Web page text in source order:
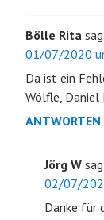
Bölle Rita
01/07/2020
Da ist ein
Wölfle, Daniel
ANTWORTEN
Jörg W
02/07/
Danke für